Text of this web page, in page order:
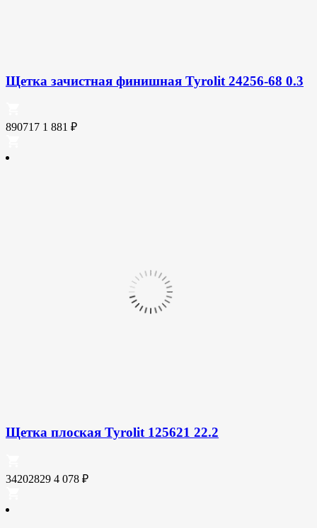
Щетка зачистная финишная Tyrolit 24256-68 0.3
890717 1 881 ₽
Щетка плоская Tyrolit 125621 22.2
34202829 4 078 ₽